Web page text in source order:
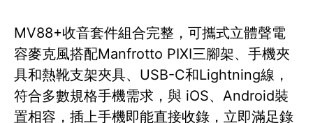
MV88+收音套件組合完整，可攜式立體聲電
容麥克風搭配Manfrotto PIXI三腳架、手機夾
具和熱靴支架夾具、USB-C和Lightning線，
符合多數規格手機需求，與 iOS、Android裝
置相容，插上手機即能直接收錄，立即滿足錄